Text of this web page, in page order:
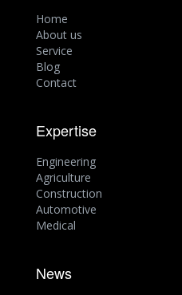
Home
About us
Service
Blog
Contact
Expertise
Engineering
Agriculture
Construction
Automotive
Medical
News